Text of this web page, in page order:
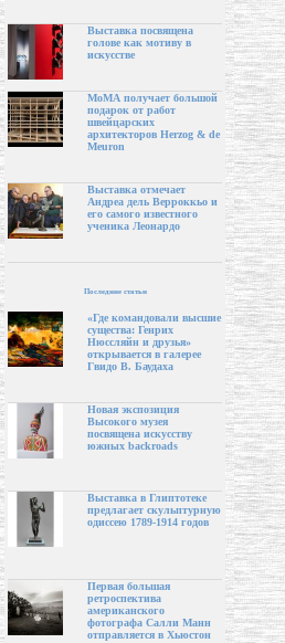
Выставка посвящена
голове как мотиву в
искусстве
МоМА получает большой
подарок от работ
швейцарских
архитекторов Herzog & de
Meuron
Выставка отмечает
Андреа дель Верроккьо и
его самого известного
ученика Леонардо
Последние статьи
«Где командовали высшие
существа: Генрих
Нюссляйн и друзья»
открывается в галерее
Гвидо В. Баудаха
Новая экспозиция
Высокого музея
посвящена искусству
южных backroads
Выставка в Глиптотеке
предлагает скульптурную
одиссею 1789-1914 годов
Первая большая
ретроспектива
американского
фотографа Салли Манн
отправляется в Хьюстон